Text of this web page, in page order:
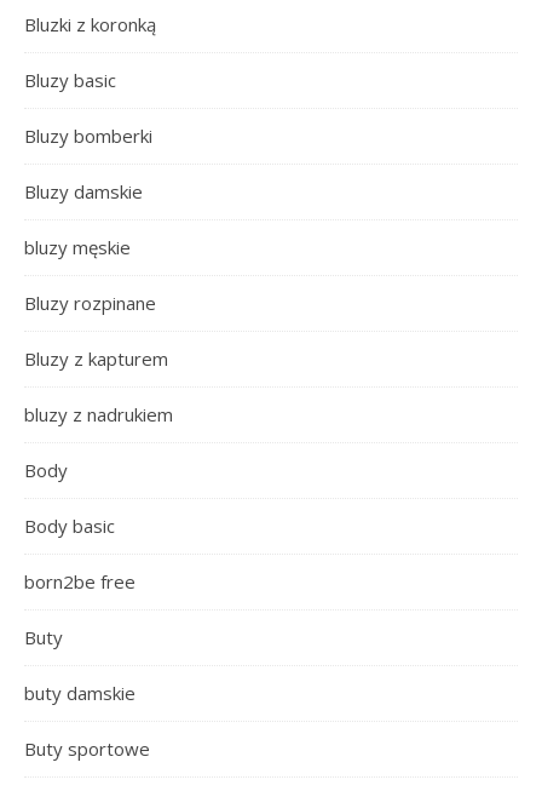
Bluzki z koronką
Bluzy basic
Bluzy bomberki
Bluzy damskie
bluzy męskie
Bluzy rozpinane
Bluzy z kapturem
bluzy z nadrukiem
Body
Body basic
born2be free
Buty
buty damskie
Buty sportowe